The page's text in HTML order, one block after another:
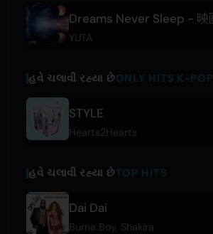
YUTA
હવે ચલાવી રહ્યા છેONLY HITS K-POP
STYLE
Hearts2Hearts
હવે ચલાવી રહ્યા છેTOP HITS
Dai Dai
Burna Boy Shakira